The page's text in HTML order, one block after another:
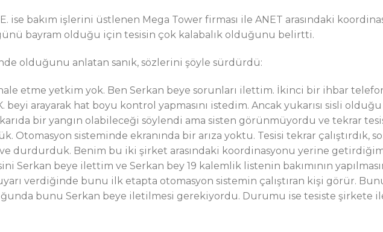
ise bakım işlerini üstlenen Mega Tower firması ile ANET arasındaki
günü bayram olduğu için tesisin çok kalabalık olduğunu belirtti.
olduğunu anlatan sanık, sözlerini şöyle sürdürdü:
etme yetkim yok. Ben Serkan beye sorunları ilettim. İkinci bir ihbar
beyi arayarak hat boyu kontrol yapmasını istedim. Ancak yukarısı sisli
bir yangın olabileceği söylendi ama sisten görünmüyordu ve tekrar
Otomasyon sisteminde ekranında bir arıza yoktu. Tesisi tekrar çalıştırdık,
durdurduk. Benim bu iki şirket arasındaki koordinasyonu yerine
Serkan beye ilettim ve Serkan bey 19 kalemlik listenin bakımının
verdiğinde bunu ilk etapta otomasyon sistemin çalıştıran kişi görür.
bunu Serkan beye iletilmesi gerekiyordu. Durumu ise tesiste şirkete